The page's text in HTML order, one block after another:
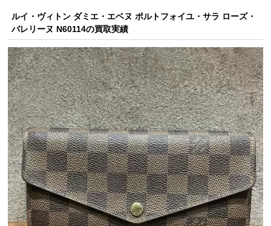
今すぐ電話査定
受付時間 10:00～19:00
なんば店 神戸元町(三宮)店
中野ブロードウェイ
宅配買取を申し込む
無料の宅配キットをお届けします
ルイ・ヴィトン ダミエ・エベヌ ポルトフォイユ・サラ ローズ・
バレリーヌ N60114の買取実績